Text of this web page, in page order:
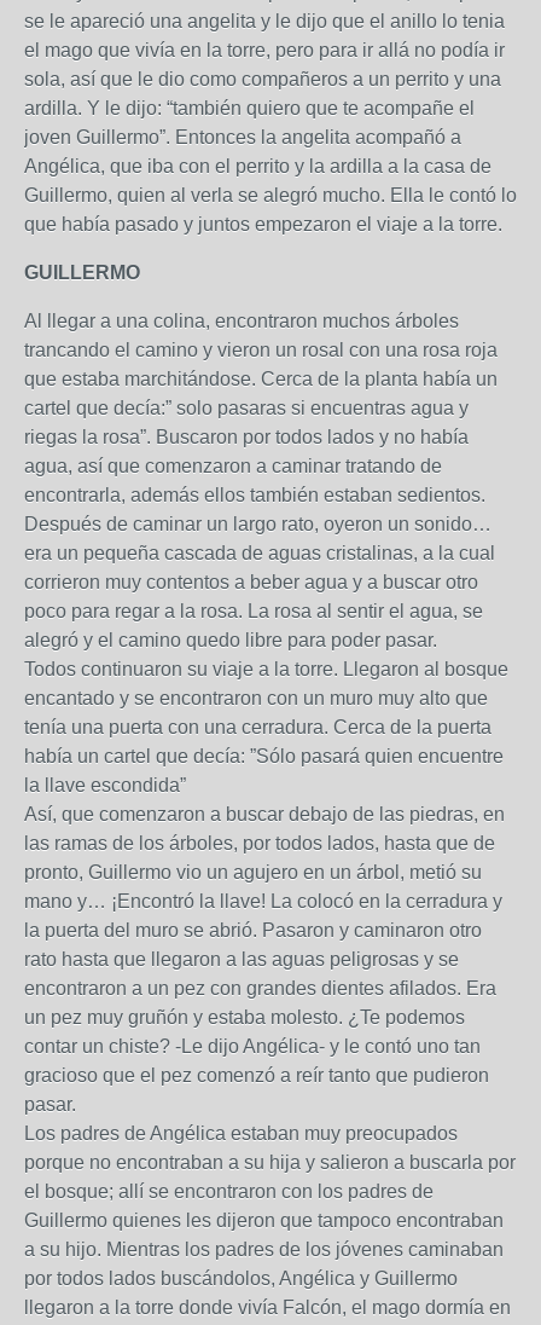
se le apareció una angelita y le dijo que el anillo lo tenia
el mago que vivía en la torre, pero para ir allá no podía ir
sola, así que le dio como compañeros a un perrito y una
ardilla. Y le dijo: “también quiero que te acompañe el
joven Guillermo”. Entonces la angelita acompañó a
Angélica, que iba con el perrito y la ardilla a la casa de
Guillermo, quien al verla se alegró mucho. Ella le contó lo
que había pasado y juntos empezaron el viaje a la torre.
GUILLERMO
Al llegar a una colina, encontraron muchos árboles
trancando el camino y vieron un rosal con una rosa roja
que estaba marchitándose. Cerca de la planta había un
cartel que decía:” solo pasaras si encuentras agua y
riegas la rosa”. Buscaron por todos lados y no había
agua, así que comenzaron a caminar tratando de
encontrarla, además ellos también estaban sedientos.
Después de caminar un largo rato, oyeron un sonido…
era un pequeña cascada de aguas cristalinas, a la cual
corrieron muy contentos a beber agua y a buscar otro
poco para regar a la rosa. La rosa al sentir el agua, se
alegró y el camino quedo libre para poder pasar.
Todos continuaron su viaje a la torre. Llegaron al bosque
encantado y se encontraron con un muro muy alto que
tenía una puerta con una cerradura. Cerca de la puerta
había un cartel que decía: ”Sólo pasará quien encuentre
la llave escondida”
Así, que comenzaron a buscar debajo de las piedras, en
las ramas de los árboles, por todos lados, hasta que de
pronto, Guillermo vio un agujero en un árbol, metió su
mano y… ¡Encontró la llave! La colocó en la cerradura y
la puerta del muro se abrió. Pasaron y caminaron otro
rato hasta que llegaron a las aguas peligrosas y se
encontraron a un pez con grandes dientes afilados. Era
un pez muy gruñón y estaba molesto. ¿Te podemos
contar un chiste? -Le dijo Angélica- y le contó uno tan
gracioso que el pez comenzó a reír tanto que pudieron
pasar.
Los padres de Angélica estaban muy preocupados
porque no encontraban a su hija y salieron a buscarla por
el bosque; allí se encontraron con los padres de
Guillermo quienes les dijeron que tampoco encontraban
a su hijo. Mientras los padres de los jóvenes caminaban
por todos lados buscándolos, Angélica y Guillermo
llegaron a la torre donde vivía Falcón, el mago dormía en